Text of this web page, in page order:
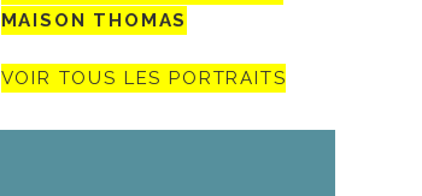
MAISON THOMAS
VOIR TOUS LES PORTRAITS